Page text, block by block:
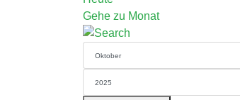
Gehe zu Monat